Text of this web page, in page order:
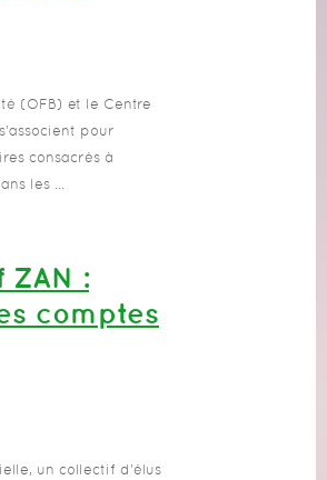
(OFB) et le Centre
pour
consacrés à
les ...
:
comptes
un collectif d’élus